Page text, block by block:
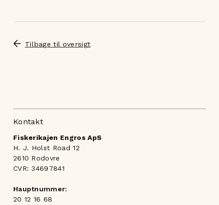
Tilbage til oversigt
Kontakt
Fiskerikajen Engros ApS
H. J. Holst Road 12
2610 Rodovre
CVR: 34697841
Hauptnummer:
20 12 16 68